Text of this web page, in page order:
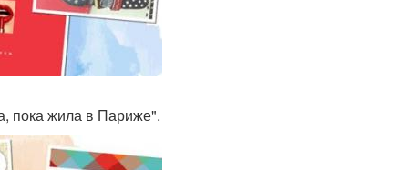
пока жила в Париже".